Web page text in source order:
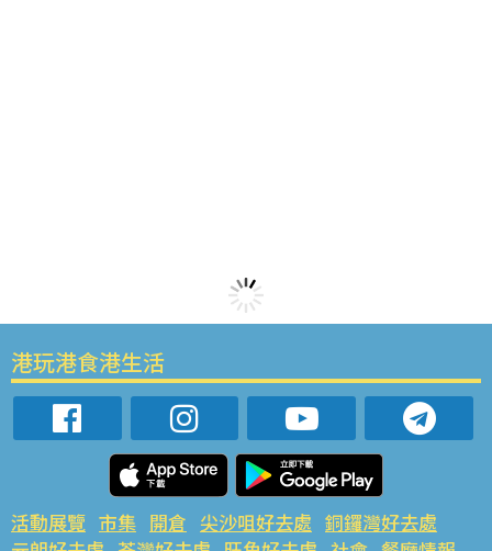
港玩港食港生活
活動展覽 市集 開倉 尖沙咀好去處 銅鑼灣好去處